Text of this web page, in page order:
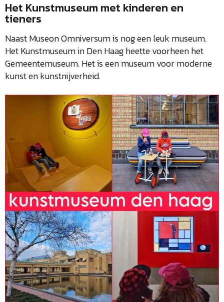
Het Kunstmuseum met kinderen en
tieners
Naast Museon Omniversum is nog een leuk museum.
Het Kunstmuseum in Den Haag heette voorheen het
Gemeentemuseum. Het is een museum voor moderne
kunst en kunstnijverheid.